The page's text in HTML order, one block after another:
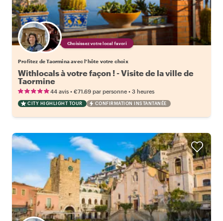
Choisissez votre local favori
Profitez de Taormina avec l'hôte votre choix
Withlocals à votre façon ! - Visite de la ville de
Taormine
44 avis • €71.69 par personne • 3 heures
CITY HIGHLIGHT TOUR CONFIRMATION INSTANTANÉE